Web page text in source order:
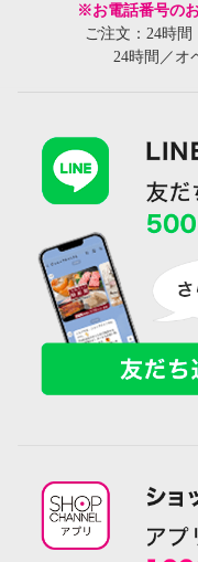
※お電話番号の
ご注文：24時
24時間／オ